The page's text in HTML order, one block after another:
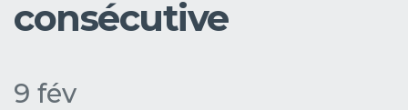
consécutive
9 fév